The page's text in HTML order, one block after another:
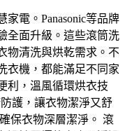
電。Panasonic等品牌
全面升級。這些滾筒洗
物清洗與烘乾需求。不
衣機，都能滿足不同家
利，溫風循環烘衣技
護，讓衣物潔淨又舒
保衣物深層潔淨。 滾